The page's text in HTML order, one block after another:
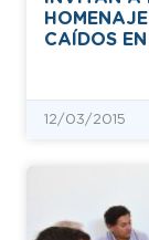
CAÍDOS
12/03/2015